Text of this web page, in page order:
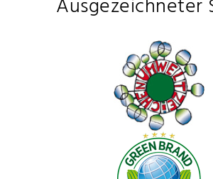
Ausgezeichneter